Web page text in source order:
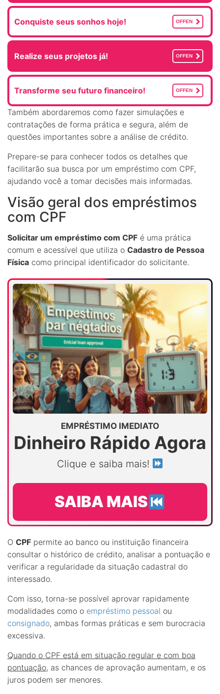
Conquiste seus sonhos hoje! OFFEN
Realize seus projetos já! OFFEN
Transforme seu futuro financeiro! OFFEN
Também abordaremos como fazer simulações e
contratações de forma prática e segura, além de
questões importantes sobre a análise de crédito.
Prepare-se para conhecer todos os detalhes que
facilitarão sua busca por um empréstimo com CPF,
ajudando você a tomar decisões mais informadas.
Visão geral dos empréstimos
com CPF
Solicitar um empréstimo com CPF é uma prática
comum e acessível que utiliza o Cadastro de Pessoa
Física como principal identificador do solicitante.
EMPRÉSTIMO IMEDIATO
Dinheiro Rápido Agora
Clique e saiba mais!
SAIBA MAIS
O CPF permite ao banco ou instituição financeira
consultar o histórico de crédito, analisar a pontuação e
verificar a regularidade da situação cadastral do
interessado.
Com isso, torna-se possível aprovar rapidamente
modalidades como o empréstimo pessoal ou
consignado, ambas formas práticas e sem burocracia
excessiva.
Quando o CPF está em situação regular e com boa
pontuação, as chances de aprovação aumentam, e os
juros podem ser menores.